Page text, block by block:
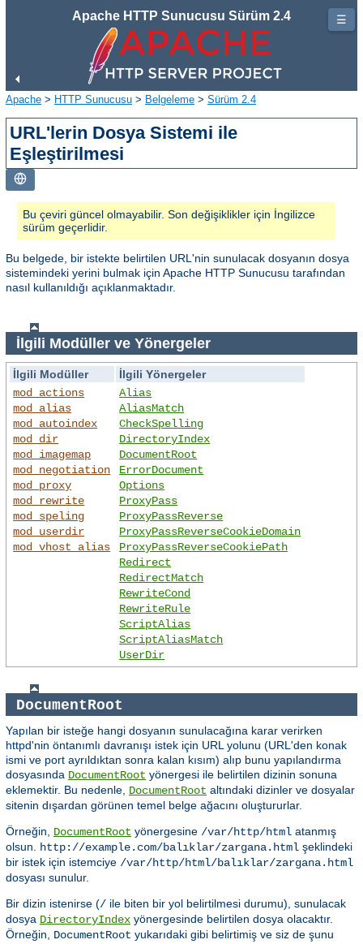
Apache HTTP Sunucusu Sürüm 2.4
Apache > HTTP Sunucusu > Belgeleme > Sürüm 2.4
URL'lerin Dosya Sistemi ile
Eşleştirilmesi
Bu çeviri güncel olmayabilir. Son değişiklikler için İngilizce
sürüm geçerlidir.
Bu belgede, bir istekte belirtilen URL'nin sunulacak dosyanın dosya
sistemindeki yerini bulmak için Apache HTTP Sunucusu tarafından
nasıl kullanıldığı açıklanmaktadır.
İlgili Modüller ve Yönergeler
İlgili Modüller
İlgili Yönergeler
mod_actions
mod_alias
mod_autoindex
mod_dir
mod_imagemap
mod_negotiation
mod_proxy
mod_rewrite
mod_speling
mod_userdir
mod_vhost_alias
Alias
AliasMatch
CheckSpelling
DirectoryIndex
DocumentRoot
ErrorDocument
Options
ProxyPass
ProxyPassReverse
ProxyPassReverseCookieDomain
ProxyPassReverseCookiePath
Redirect
RedirectMatch
RewriteCond
RewriteRule
ScriptAlias
ScriptAliasMatch
UserDir
DocumentRoot
Yapılan bir isteğe hangi dosyanın sunulacağına karar verirken
httpd'nin öntanımlı davranışı istek için URL yolunu (URL'den konak
ismi ve port ayrıldıktan sonra kalan kısım) alıp bunu yapılandırma
dosyasında DocumentRoot yönergesi ile belirtilen dizinin sonuna
eklemektir. Bu nedenle, DocumentRoot altındaki dizinler ve dosyalar
sitenin dışardan görünen temel belge ağacını oluştururlar.
Örneğin, DocumentRoot yönergesine /var/http/html atanmış
olsun. http://example.com/balıklar/zargana.html şeklindeki
bir istek için istemciye /var/http/html/balıklar/zargana.html
dosyası sunulur.
Bir dizin istenirse (/ ile biten bir yol belirtilmesi durumu), sunulacak
dosya DirectoryIndex yönergesinde belirtilen dosya olacaktır.
Örneğin, DocumentRoot yukarıdaki gibi belirtimiş ve siz de şunu
☰